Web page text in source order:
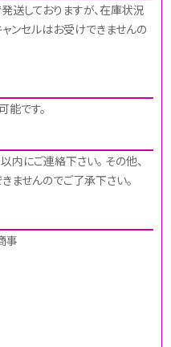
送しておりますが、在庫状況
ンセルはお受けできませんの
能です。
にご連絡下さい。 その他、
ませんのでご了承下さい。
事